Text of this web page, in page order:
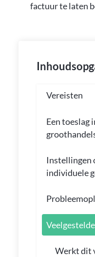
factuur te laten
Vereisten
Een toeslag
Instellingen
individuele
Werkt dit